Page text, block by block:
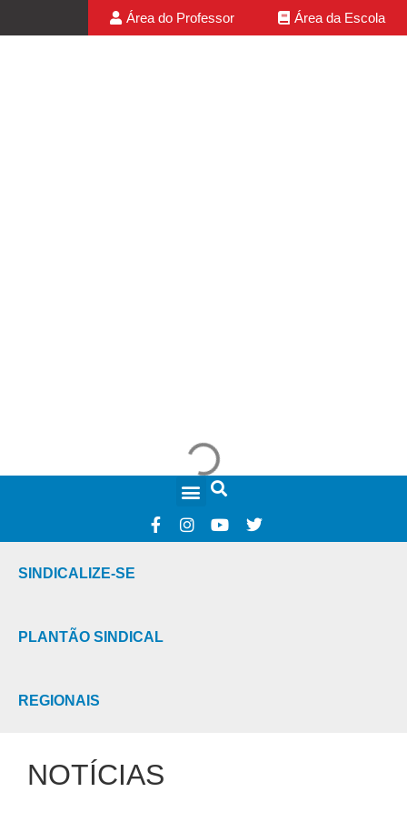
Área do Professor Área da Escola
SINDICALIZE-SE
PLANTÃO SINDICAL
REGIONAIS
NOTÍCIAS